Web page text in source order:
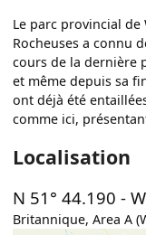
Le parc provincial de
Rocheuses a connu
cours de la dernière
et même depuis sa
ont déjà été
comme ici,
Localisation
N 51° 44.190 -
Britannique,Area A